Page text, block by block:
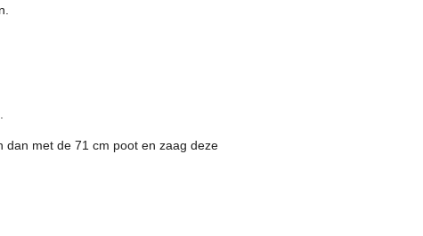
dan met de 71 cm poot en zaag deze